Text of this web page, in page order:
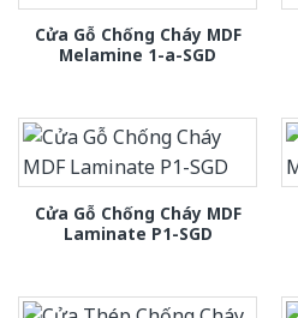
Cửa Gỗ Chống Cháy MDF
Melamine 1-a-SGD
Cửa Gỗ Chống Cháy MDF
Laminate P1-SGD